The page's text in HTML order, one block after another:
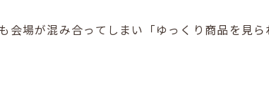
会場が混み合ってしまい「ゆっくり商品を見ら